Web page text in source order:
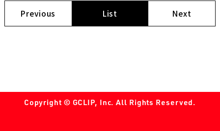
Previous List Next
Copyright © GCLIP, Inc. All Rights Reserved.